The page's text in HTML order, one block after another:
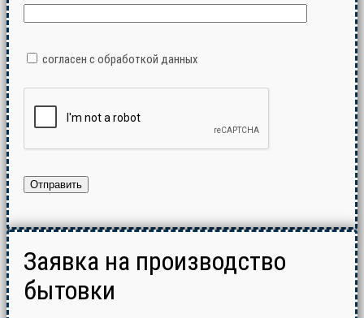
согласен с обработкой данных
Заявка на производство
бытовки